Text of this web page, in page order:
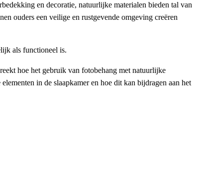
en decoratie, natuurlijke materialen bieden tal van
ouders een veilige en rustgevende omgeving creëren
als functioneel is.
hoe het gebruik van fotobehang met natuurlijke
in de slaapkamer en hoe dit kan bijdragen aan het